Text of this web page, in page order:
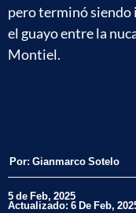
pero terminó siendo
el guayo entre la
Montiel.
Por: Gianmarco Sotelo
5 de Feb, 2025
Actualizado: 6 De Feb,